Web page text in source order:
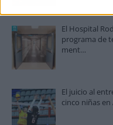
El Hospital
programa de
ment…
El juicio al
cinco niñas